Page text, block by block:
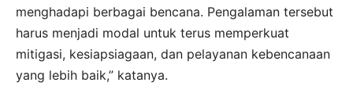
menghadapi berbagai bencana. Pengalaman tersebut
harus menjadi modal untuk terus memperkuat
mitigasi, kesiapsiagaan, dan pelayanan kebencanaan
yang lebih baik,” katanya.